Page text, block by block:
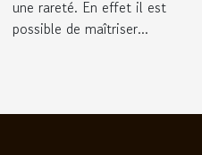
une rareté. En effet il est
possible de maîtriser...